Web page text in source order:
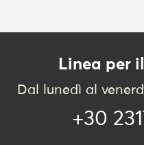
Linea per
Dal lunedì al
+30